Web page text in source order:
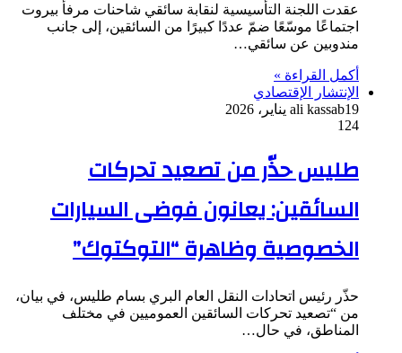
عقدت اللجنة التأسيسية لنقابة سائقي شاحنات مرفأ بيروت
اجتماعًا موسّعًا ضمّ عددًا كبيرًا من السائقين، إلى جانب
مندوبين عن سائقي…
أكمل القراءة »
الإنتشار الإقتصادي
ali kassab19 يناير، 2026
124
طليس حذّر من تصعيد تحركات
السائقين: يعانون فوضى السيارات
الخصوصية وظاهرة “التوكتوك”
حذّر رئيس اتحادات النقل العام البري بسام طليس، في بيان،
من “تصعيد تحركات السائقين العموميين في مختلف
المناطق، في حال…